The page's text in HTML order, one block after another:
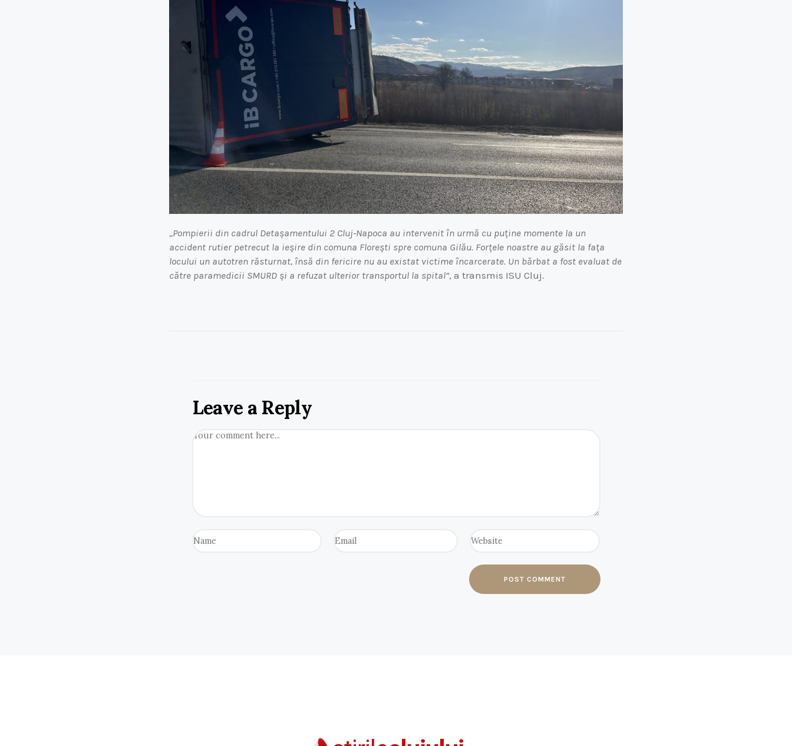
,,Pompierii din cadrul Detașamentului 2 Cluj-Napoca au intervenit în urmă cu puține momente la un
accident rutier petrecut la ieșire din comuna Florești spre comuna Gilău. Forțele noastre au găsit la fața
locului un autotren răsturnat, însă din fericire nu au existat victime încarcerate. Un bărbat a fost evaluat de
către paramedicii SMURD și a refuzat ulterior transportul la spital”, a transmis ISU Cluj.
Leave a Reply